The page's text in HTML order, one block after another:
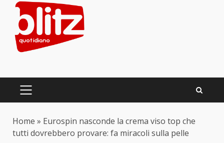
content
PRIMARY
Home » Eurospin nasconde la crema viso top che
tutti dovrebbero provare: fa miracoli sulla pelle